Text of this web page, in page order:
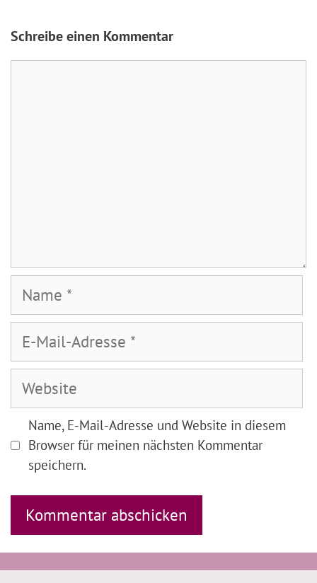
Schreibe einen Kommentar
Mail-
Adresse
Name, E-Mail-Adresse und Website in diesem
Browser für meinen nächsten Kommentar
speichern.